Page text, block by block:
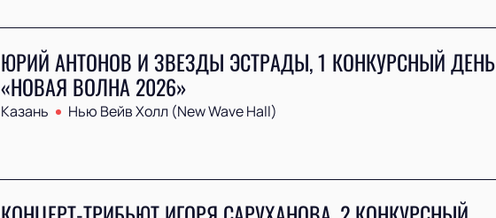
ЮРИЙ АНТОНОВ И ЗВЕЗДЫ ЭСТРАДЫ, 1 КОНКУРСНЫЙ ДЕНЬ
«НОВАЯ ВОЛНА 2026»
Казань Нью Вейв Холл (New Wave Hall)